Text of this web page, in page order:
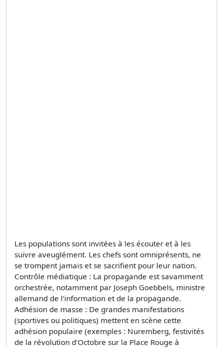
Les populations sont invitées à les écouter et à les
suivre aveuglément. Les chefs sont omniprésents, ne
se trompent jamais et se sacrifient pour leur nation.
Contrôle médiatique : La propagande est savamment
orchestrée, notamment par Joseph Goebbels, ministre
allemand de l'information et de la propagande.
Adhésion de masse : De grandes manifestations
(sportives ou politiques) mettent en scène cette
adhésion populaire (exemples : Nuremberg, festivités
de la révolution d'Octobre sur la Place Rouge à